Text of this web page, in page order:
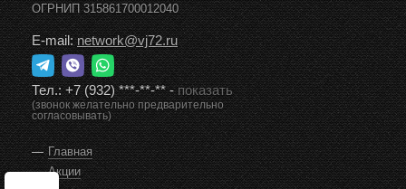
ОГРНИП 315861700012040
E-mail:network@vj72.ru
Тел.:+7 (932) ***-**-**-показать
(звонок желательно предварительно
согласовывать)
Главная
Акции